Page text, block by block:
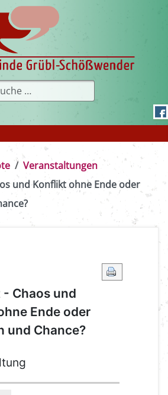
Veranstaltungen
und Konflikt ohne Ende oder
Chaos und
Ende oder
und Chance?